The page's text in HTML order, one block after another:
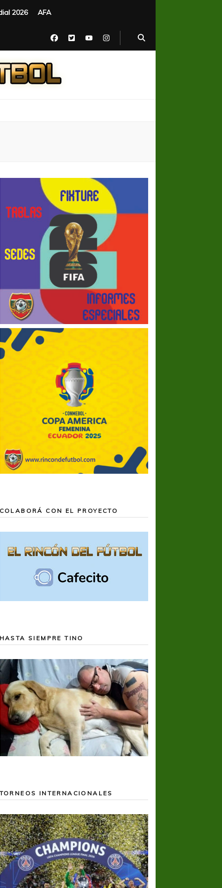
2026 AFA
COLABORÁ CON EL PROYECTO
HASTA SIEMPRE TINO
TORNEOS INTERNACIONALES